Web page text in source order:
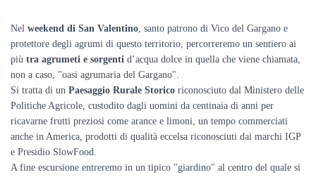
Nel weekend di San Valentino, santo patrono di Vico del Gargano e
protettore degli agrumi di questo territorio, percorreremo un sentiero ai
più tra agrumeti e sorgenti d’acqua dolce in quella che viene chiamata,
non a caso, "oasi agrumaria del Gargano".
Si tratta di un Paesaggio Rurale Storico riconosciuto dal Ministero delle
Politiche Agricole, custodito dagli uomini da centinaia di anni per
ricavarne frutti preziosi come arance e limoni, un tempo commerciati
anche in America, prodotti di qualità eccelsa riconosciuti dai marchi IGP
e Presidio SlowFood.
A fine escursione entreremo in un tipico "giardino" al centro del quale si